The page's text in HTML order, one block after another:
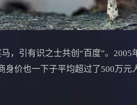
引有识之士共创“百度”。2005
价也一下子平均超过了500万元